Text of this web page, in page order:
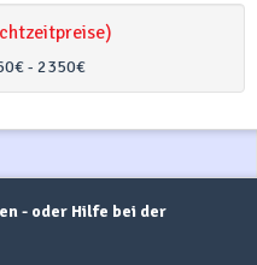
- 2350€
- oder Hilfe bei der